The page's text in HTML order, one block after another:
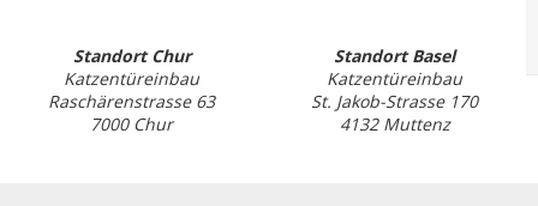
Standort Chur
Katzentüreinbau
Raschärenstrasse 63
7000 Chur
Standort Basel
Katzentüreinbau
St. Jakob-Strasse 170
4132 Muttenz